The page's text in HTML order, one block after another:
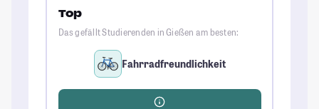
Top
Das gefällt Studierenden in Gießen am besten:
Fahrradfreundlichkeit